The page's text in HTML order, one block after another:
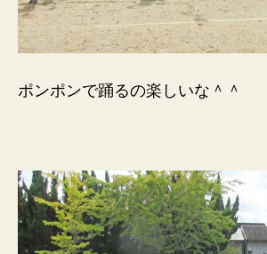
ポンポンで踊るの楽しいな＾＾